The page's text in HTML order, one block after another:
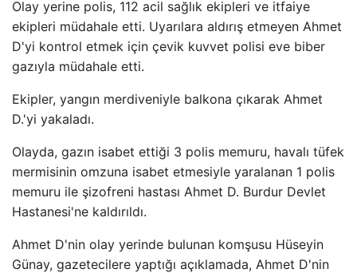
Olay yerine polis, 112 acil sağlık ekipleri ve itfaiye
ekipleri müdahale etti. Uyarılara aldırış etmeyen Ahmet
D'yi kontrol etmek için çevik kuvvet polisi eve biber
gazıyla müdahale etti.
Ekipler, yangın merdiveniyle balkona çıkarak Ahmet
D.'yi yakaladı.
Olayda, gazın isabet ettiği 3 polis memuru, havalı tüfek
mermisinin omzuna isabet etmesiyle yaralanan 1 polis
memuru ile şizofreni hastası Ahmet D. Burdur Devlet
Hastanesi'ne kaldırıldı.
Ahmet D'nin olay yerinde bulunan komşusu Hüseyin
Günay, gazetecilere yaptığı açıklamada, Ahmet D'nin